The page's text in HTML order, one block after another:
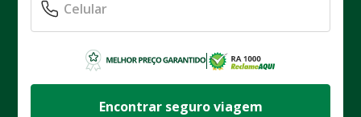
Encontrar seguro viagem